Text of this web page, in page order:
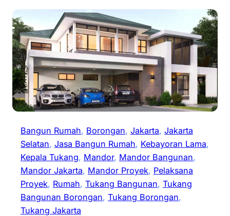
Bangun Rumah, Borongan, Jakarta, Jakarta
Selatan, Jasa Bangun Rumah, Kebayoran Lama
Kepala Tukang, Mandor, Mandor Bangunan
Mandor Jakarta, Mandor Proyek, Pelaksana
Proyek, Rumah, Tukang Bangunan, Tukang
Bangunan Borongan, Tukang Borongan
Tukang Jakarta